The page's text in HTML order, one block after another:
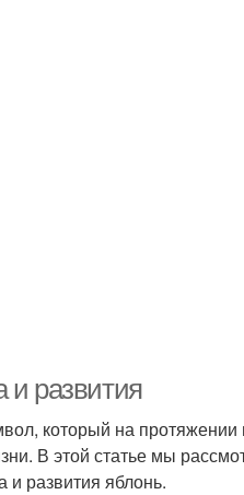
и развития
который на протяжении
В этой статье мы
и развития яблонь.